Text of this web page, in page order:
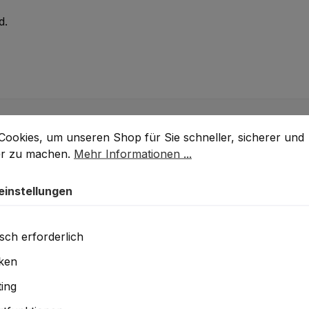
um unseren Shop für Sie schneller, sicherer und
um unseren Shop für Sie schneller, sicherer und
zu machen. Mehr Informationen ...
erforderlich